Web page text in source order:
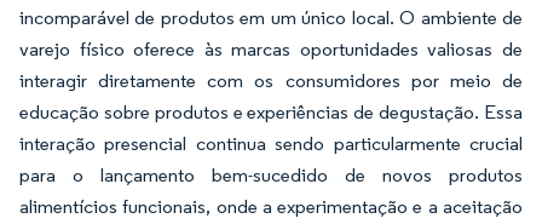
incomparável de produtos em um único local. O ambiente de
varejo físico oferece às marcas oportunidades valiosas de
interagir diretamente com os consumidores por meio de
educação sobre produtos e experiências de degustação. Essa
interação presencial continua sendo particularmente crucial
para o lançamento bem-sucedido de novos produtos
alimentícios funcionais, onde a experimentação e a aceitação